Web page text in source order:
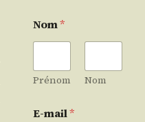
Nom*
Prénom Nom
E-mail*